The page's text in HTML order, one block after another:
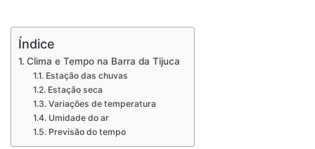
Índice
Clima e Tempo na Barra da Tijuca
Estação das chuvas
Estação seca
Variações de temperatura
Umidade do ar
Previsão do tempo